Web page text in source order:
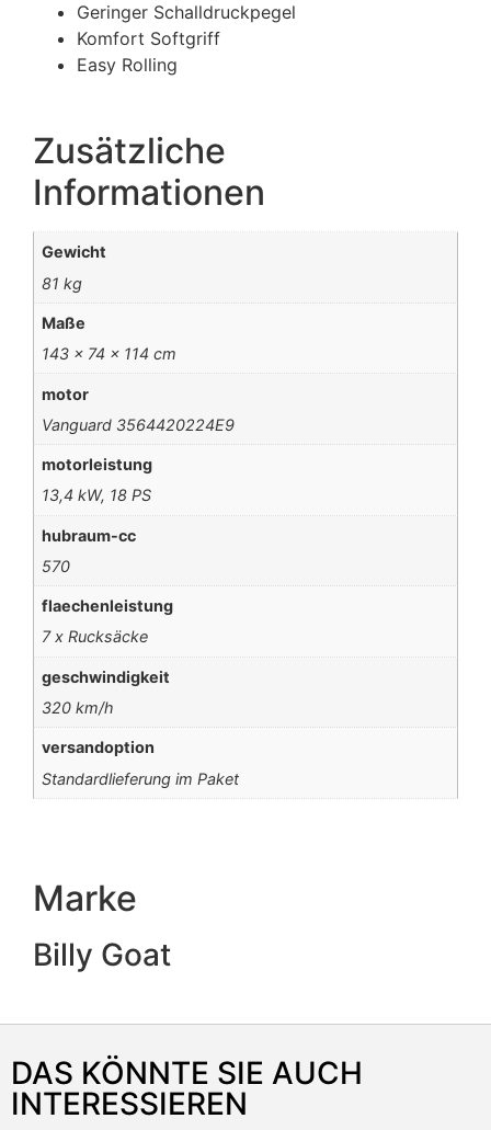
Geringer Schalldruckpegel
Komfort Softgriff
Easy Rolling
Zusätzliche
Informationen
Gewicht
81 kg
Maße
143 × 74 × 114 cm
motor
Vanguard 3564420224E9
motorleistung
13,4 kW, 18 PS
hubraum-cc
570
flaechenleistung
7 x Rucksäcke
geschwindigkeit
320 km/h
versandoption
Standardlieferung im Paket
Marke
Billy Goat
DAS KÖNNTE SIE AUCH
INTERESSIEREN